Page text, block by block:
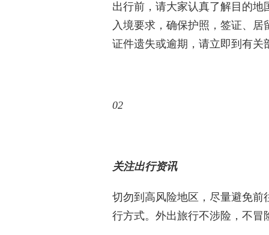
出行前，请大家认真了解目的
入境要求，确保护照，签证、
证件遗失或逾期，请立即到有关
02
关注出行资讯
切勿到高风险地区，尽量避免前
行方式。外出旅行不涉险，不冒